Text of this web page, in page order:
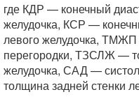
где КДР — конечный
желудочка, КСР —
левого желудочка,
перегородки, ТЗСЛЖ —
желудочка, САД —
толщина задней стенки